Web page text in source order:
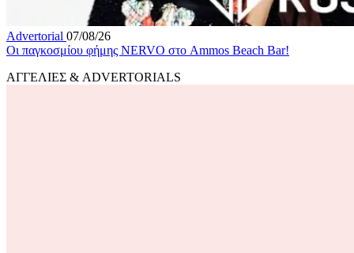
Advertorial 07/08/26
Οι παγκοσμίου φήμης NERVO στο Ammos Beach Bar!
ΑΓΓΕΛΙΕΣ & ADVERTORIALS